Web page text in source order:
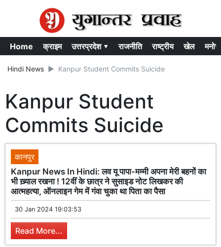
Home क्राइम उत्तरप्रदेश ▾ राजनीति राष्ट्रीय खेल
Hindi News Kanpur Student Commits Suicide
Kanpur Student
Commits Suicide
कानपुर
Kanpur News In Hindi: लव यू पापा-मम्मी अपना मेरी बहनों का
भी ख़्याल रखना ! 12वीं के छात्र ने सुसाइड नोट लिखकर की
आत्महत्या, ऑनलाइन गेम में गंवा चुका था पिता का पैसा
30 Jan 2024 19:03:53
Read More...